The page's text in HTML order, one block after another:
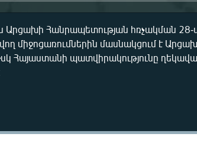
Արցախի Հանրապետության հռչակման 28-
միջոցառումներին մասնակցում է
Հայաստանի պատվիրակությունը